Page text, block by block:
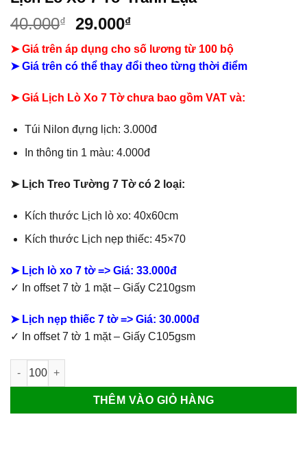
40.000₫
Giá
là:
40.000₫.
29.000₫Giá
hiện
tại
là:
29.000₫.
➤ Giá trên áp dụng cho số lương từ 100 bộ
➤ Giá trên có thể thay đổi theo từng thời điểm
➤ Giá Lịch Lò Xo 7 Tờ chưa bao gồm VAT và:
Túi Nilon đựng lịch: 3.000đ
In thông tin 1 màu: 4.000đ
➤ Lịch Treo Tường 7 Tờ có 2 loại:
Kích thước Lịch lò xo: 40x60cm
Kích thước Lịch nẹp thiếc: 45×70
➤ Lịch lò xo 7 tờ => Giá: 33.000đ
✓ In offset 7 tờ 1 mặt – Giấy C210gsm
➤ Lịch nẹp thiếc 7 tờ => Giá: 30.000đ
✓ In offset 7 tờ 1 mặt – Giấy C105gsm
Lịch Lò Xo 7 Tờ Tranh Lụa số lượng
THÊM VÀO GIỎ HÀNG